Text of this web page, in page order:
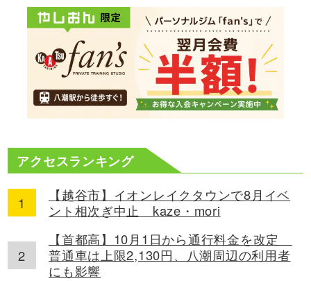
アクセスランキング
【越谷市】イオンレイクタウンで8月イベ
ント相次ぎ中止 kaze・mori
【首都高】10月1日から通行料金を改定
普通車は上限2,130円、八潮周辺の利用者
にも影響